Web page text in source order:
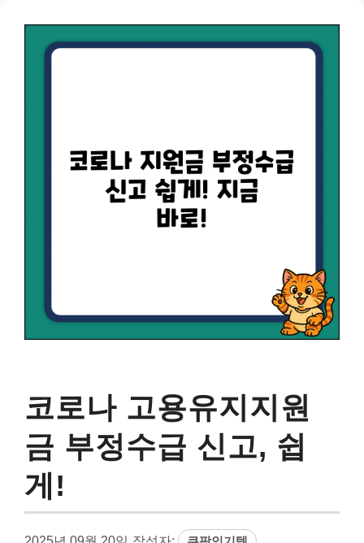
코로나 고용유지지원
금 부정수급 신고, 쉽
게!